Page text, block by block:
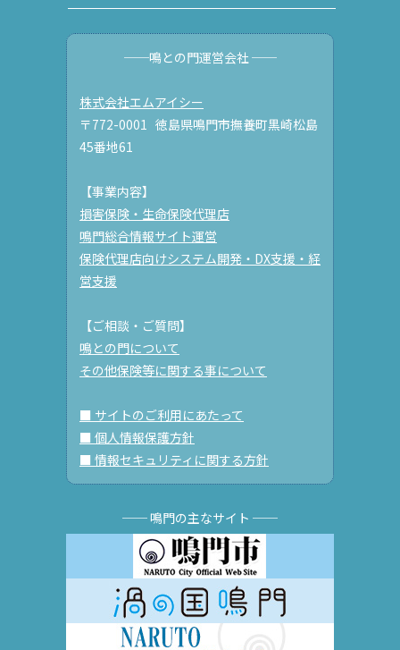
──鳴との門運営会社 ──
株式会社エムアイシー
〒772-0001 徳島県鳴門市撫養町黒崎松島
45番地61
【事業内容】
損害保険・生命保険代理店
鳴門総合情報サイト運営
保険代理店向けシステム開発・DX支援・経
営支援
【ご相談・ご質問】
鳴との門について
その他保険等に関する事について
■ サイトのご利用にあたって
■ 個人情報保護方針
■ 情報セキュリティに関する方針
── 鳴門の主なサイト ──